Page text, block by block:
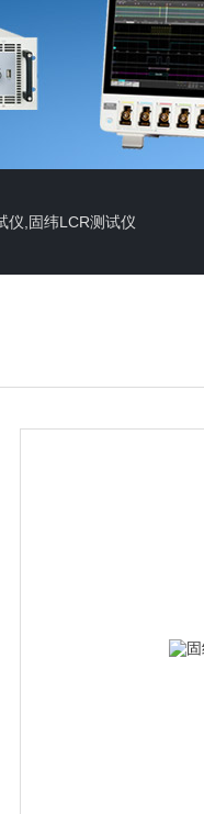
仪,固纬LCR测试仪